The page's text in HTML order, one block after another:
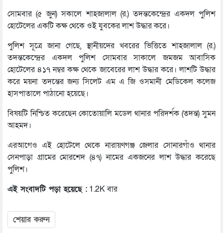
সোমবার (৫ জুন) সকালে শাহজালাল (র.) তদন্তকেন্দ্রের একদল পুলিশ
হোটেলের একটি কক্ষ থেকে ওই যুবকের লাশ উদ্ধার করে।
পুলিশ সূত্রে জানা গেছে, স্থানীয়দের খবরের ভিত্তিতে শাহজালাল (র.)
তদন্তকেন্দ্রের একদল পুলিশ সোমবার সাকালে জমজম আবাসিক
হোটেলের ৪১৭ নম্বর কক্ষ থেকে জাবেরের লাশ উদ্ধার করে। লাশটি উদ্ধার
করে ময়না তদন্তের জন্য সিলেট এম এ জি ওসমানী মেডিকেল কলেজ
হাসপাতালে পাঠানো হয়েছে।
বিষয়টি নিশ্চিত করেছেন কোতোয়ালি মডেল থানার পরিদর্শক (তদন্ত) সুমন
আহমদ।
এরআগেও এই হোটেলে থেকে নারায়ণগঞ্জ জেলার সোনারগাঁও থানার
সেনপাড়া গ্রামের মোরশেদ (৪৭) নামের একজনের লাশ উদ্ধার করেছে
পুলিশ।
এই সংবাদটি পড়া হয়েছে : 1.2K বার
শেয়ার করুন